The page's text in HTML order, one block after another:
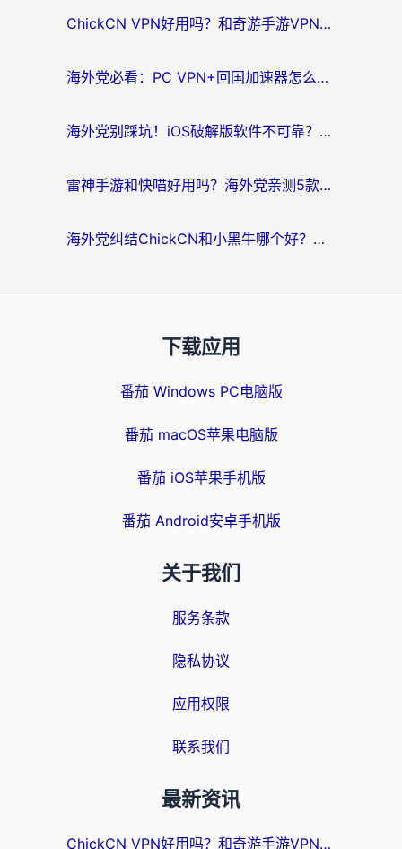
ChickCN VPN好用吗？和奇游手游VPN对比哪个回国效果更好？海外党亲测实用指南
海外党必看：PC VPN+回国加速器怎么选？无缝访问国内资源全攻略
海外党别踩坑！iOS破解版软件不可靠？教你选对回国加速器无缝看国内资源
雷神手游和快喵好用吗？海外党亲测5款回国加速器，附斧牛Bling对比+微信视频号解决办法
海外党纠结ChickCN和小黑牛哪个好？一篇帮你选对回国加速器的实用指南
下载应用
番茄 Windows PC电脑版
番茄 macOS苹果电脑版
番茄 iOS苹果手机版
番茄 Android安卓手机版
关于我们
服务条款
隐私协议
应用权限
联系我们
最新资讯
ChickCN VPN好用吗？和奇游手游VPN对比哪个回国效果更好？海外党亲测实用指南